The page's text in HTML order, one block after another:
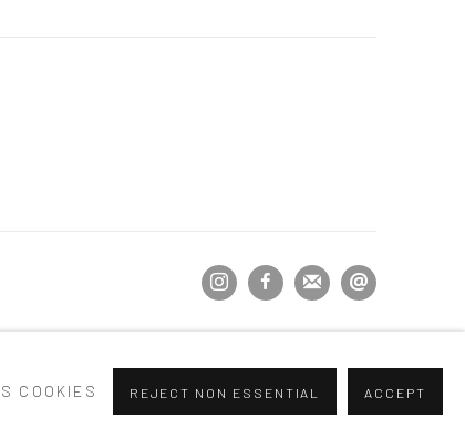
COOKIES REJECT NON ESSENTIAL ACCEPT